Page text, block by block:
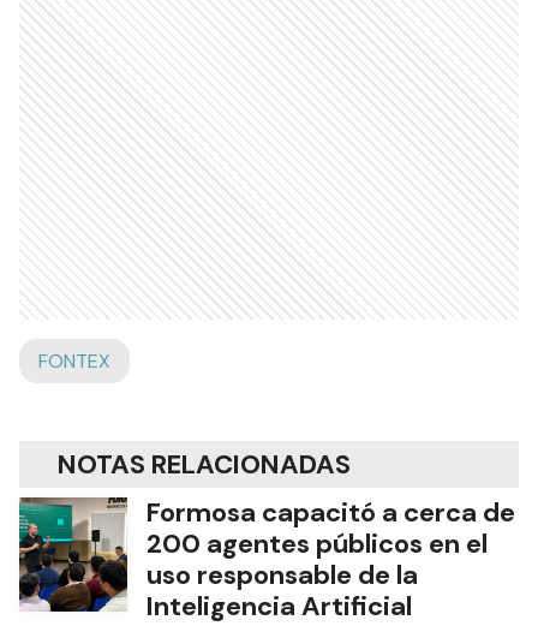
FONTEX
NOTAS RELACIONADAS
Formosa capacitó a cerca de
200 agentes públicos en el
uso responsable de la
Inteligencia Artificial